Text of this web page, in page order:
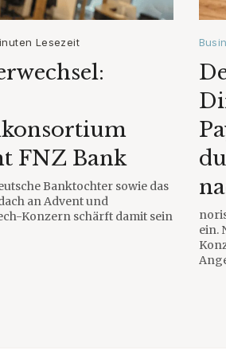
Lesezeit
FNZ Bank
Banktochter sowie das
an Advent und
Konzern schärft damit sein
ein.